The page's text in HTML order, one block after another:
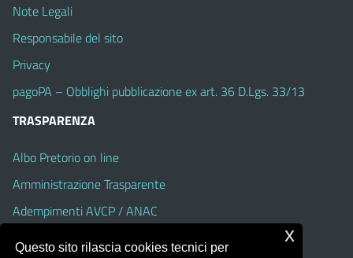
Note Legali
Responsabile del sito
Privacy
pagoPA – Obblighi pubblicazione ex art. 36 D.Lgs. 33/13
TRASPARENZA
Albo Pretorio on line
Amministrazione Trasparente
Adempimenti AVCP / ANAC
Questo sito rilascia cookies tecnici per
x